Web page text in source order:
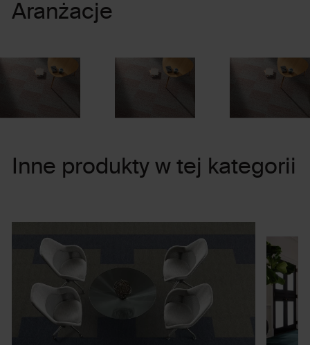
Aranżacje
Inne produkty w tej kategorii